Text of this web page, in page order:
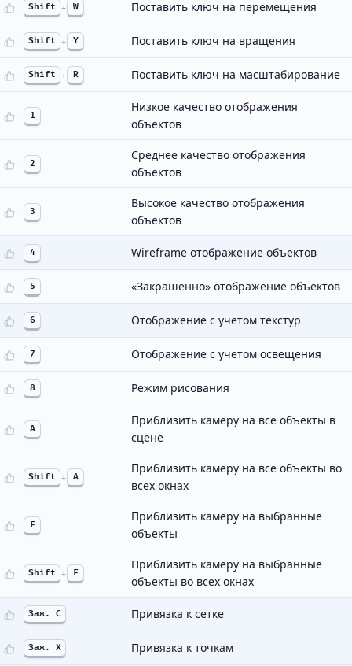
Shift + W Поставить ключ на перемещения
Shift + Y Поставить ключ на вращения
Shift + R Поставить ключ на масштабирование
1
Низкое качество отображения
объектов
2
Среднее качество отображения
объектов
3
Высокое качество отображения
объектов
4 Wireframe отображение объектов
5 «Закрашенно» отображение объектов
6 Отображение с учетом текстур
7 Отображение с учетом освещения
8 Режим рисования
A
Приблизить камеру на все объекты в
сцене
Shift + A
Приблизить камеру на все объекты во
всех окнах
F
Приблизить камеру на выбранные
объекты
Shift + F
Приблизить камеру на выбранные
объекты во всех окнах
Заж. C Привязка к сетке
Заж. X Привязка к точкам